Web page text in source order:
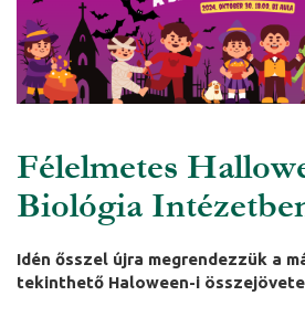
Félelmetes
Biológia
Idén ősszel újra megrendezzük a
tekinthető Haloween-i